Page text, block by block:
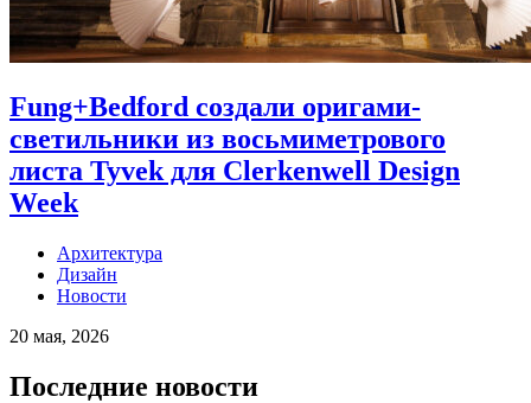
Fung+Bedford создали оригами-
светильники из восьмиметрового
листа Tyvek для Clerkenwell Design
Week
Архитектура
Дизайн
Новости
20 мая, 2026
Последние новости